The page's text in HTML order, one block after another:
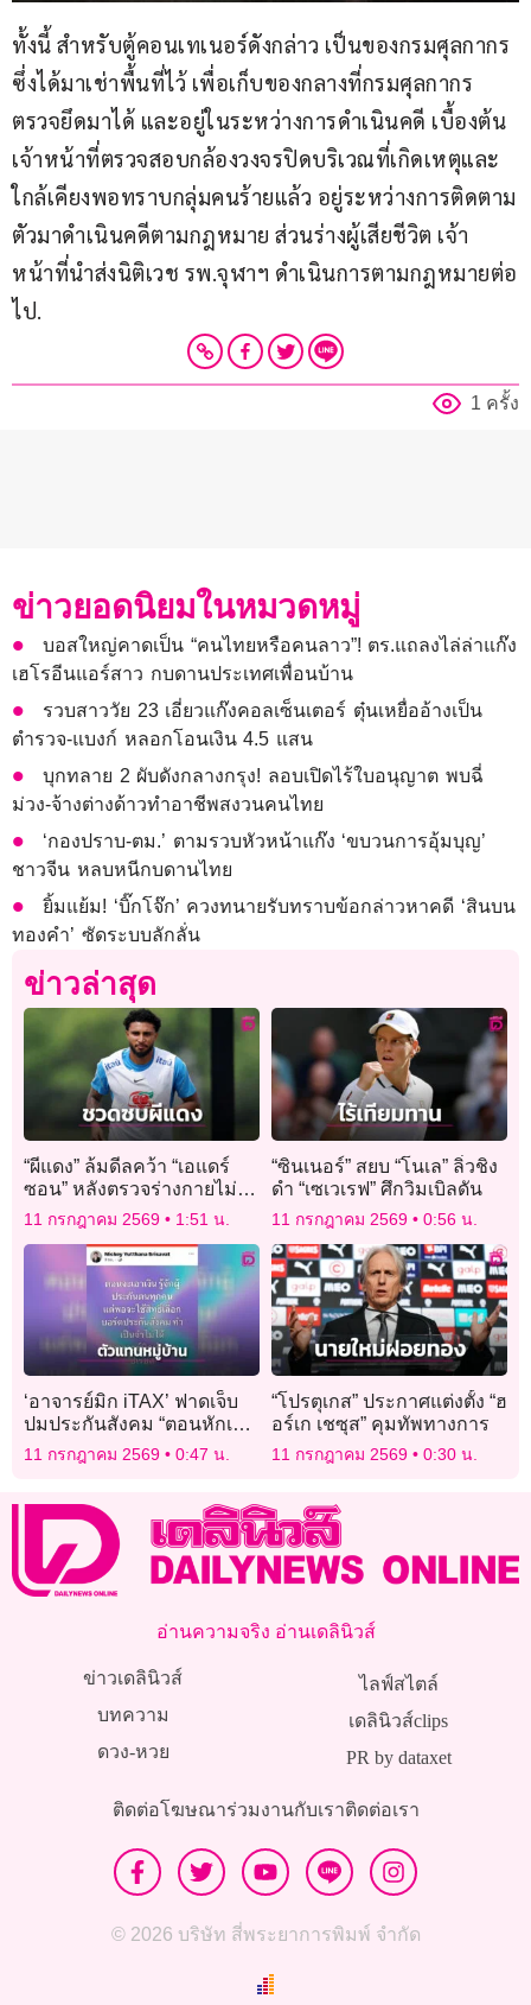
ทั้งนี้ สำหรับตู้คอนเทเนอร์ดังกล่าว เป็นของกรมศุลกากร
ซึ่งได้มาเช่าพื้นที่ไว้ เพื่อเก็บของกลางที่กรมศุลกากร
ตรวจยึดมาได้ และอยู่ในระหว่างการดำเนินคดี เบื้องต้น
เจ้าหน้าที่ตรวจสอบกล้องวงจรปิดบริเวณที่เกิดเหตุและ
ใกล้เคียงพอทราบกลุ่มคนร้ายแล้ว อยู่ระหว่างการติดตาม
ตัวมาดำเนินคดีตามกฎหมาย ส่วนร่างผู้เสียชีวิต เจ้า
หน้าที่นำส่งนิติเวช รพ.จุฬาฯ ดำเนินการตามกฎหมายต่อ
ไป.
1 ครั้ง
ข่าวยอดนิยมในหมวดหมู่
บอสใหญ่คาดเป็น “คนไทยหรือคนลาว”! ตร.แถลงไล่ล่าแก๊ง
เฮโรอีนแอร์สาว กบดานประเทศเพื่อนบ้าน
รวบสาววัย 23 เอี่ยวแก๊งคอลเซ็นเตอร์ ตุ๋นเหยื่ออ้างเป็น
ตำรวจ-แบงก์ หลอกโอนเงิน 4.5 แสน
บุกทลาย 2 ผับดังกลางกรุง! ลอบเปิดไร้ใบอนุญาต พบฉี่
ม่วง-จ้างต่างด้าวทำอาชีพสงวนคนไทย
‘กองปราบ-ตม.’ ตามรวบหัวหน้าแก๊ง ‘ขบวนการอุ้มบุญ’
ชาวจีน หลบหนีกบดานไทย
ยิ้มแย้ม! ‘บิ๊กโจ๊ก’ ควงทนายรับทราบข้อกล่าวหาคดี ‘สินบน
ทองคำ’ ซัดระบบลักลั่น
ข่าวล่าสุด
“ผีแดง” ล้มดีลคว้า “เอแดร์
ซอน” หลังตรวจร่างกายไม่
ผ่าน
11 กรกฎาคม 2569 1:51 น.
“ซินเนอร์” สยบ “โนเล” ลิ่วชิง
ดำ “เซเวเรฟ” ศึกวิมเบิลดัน
11 กรกฎาคม 2569 0:56 น.
‘อาจารย์มิก iTAX’ ฟาดเจ็บ
ปมประกันสังคม “ตอนหักเงิน
รู้จักดี พอจะให้เลือกบอร์ดทำ
ทรงจำไม่ได้”
11 กรกฎาคม 2569 0:47 น.
“โปรตุเกส” ประกาศแต่งตั้ง “ฮ
อร์เก เชซุส” คุมทัพทางการ
11 กรกฎาคม 2569 0:30 น.
อ่านความจริง อ่านเดลินิวส์
ข่าวเดลินิวส์
บทความ
ดวง-หวย
ไลฟ์สไตล์
เดลินิวส์clips
PR by dataxet
ติดต่อโฆษณาร่วมงานกับเราติดต่อเรา
© 2026 บริษัท สี่พระยาการพิมพ์ จำกัด